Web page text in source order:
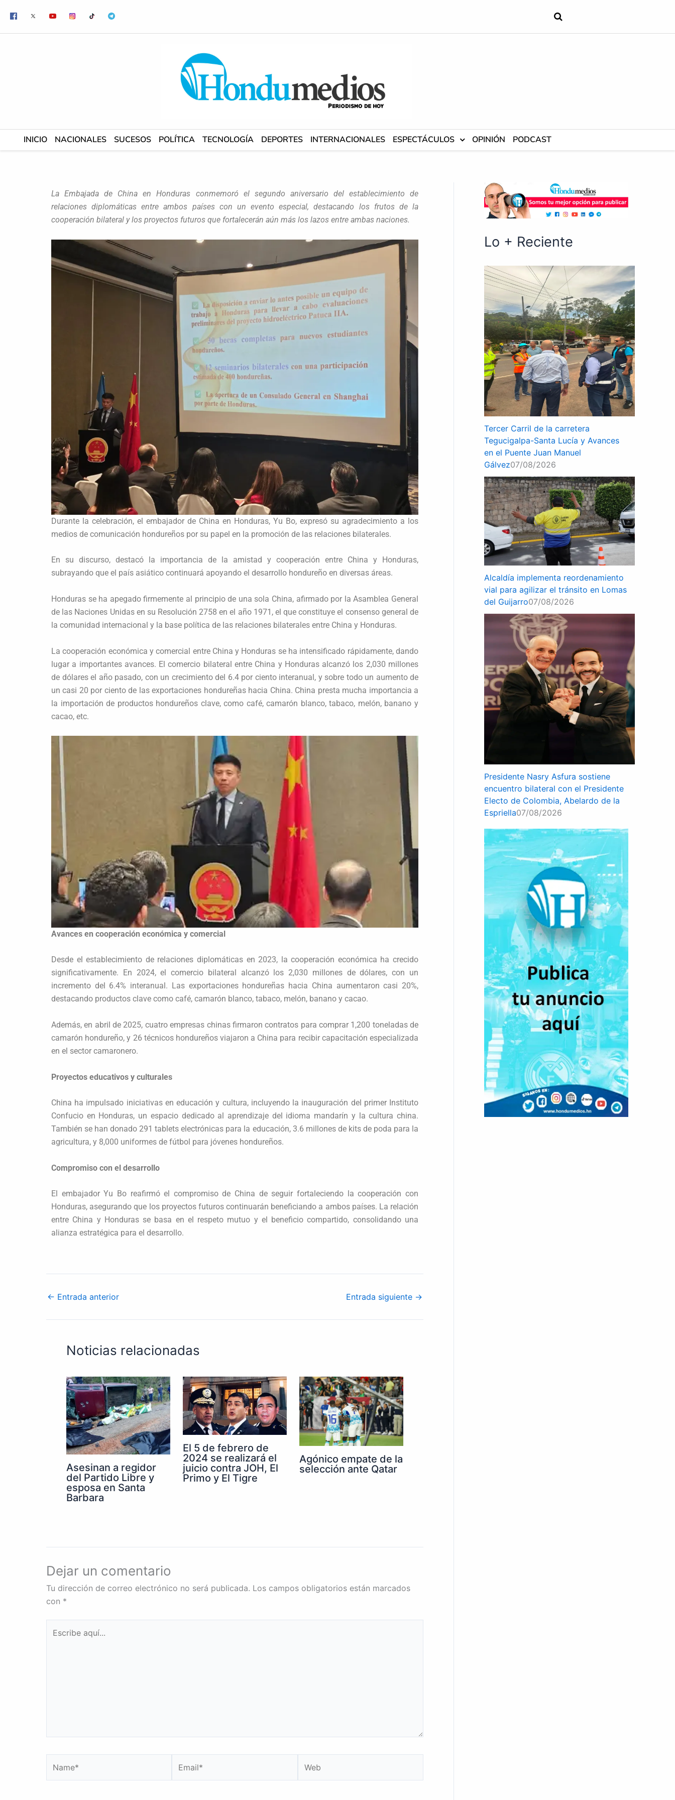
contenido
INICIO NACIONALES SUCESOS POLÍTICA TECNOLOGÍA DEPORTES INTERNACIONALES ESPECTÁCULOS OPINIÓN PODCAST
La Embajada de China en Honduras conmemoró el segundo aniversario del establecimiento de
relaciones diplomáticas entre ambos países con un evento especial, destacando los frutos de la
cooperación bilateral y los proyectos futuros que fortalecerán aún más los lazos entre ambas naciones.
Durante la celebración, el embajador de China en Honduras, Yu Bo, expresó su agradecimiento a los
medios de comunicación hondureños por su papel en la promoción de las relaciones bilaterales.
En su discurso, destacó la importancia de la amistad y cooperación entre China y Honduras,
subrayando que el país asiático continuará apoyando el desarrollo hondureño en diversas áreas.
Honduras se ha apegado firmemente al principio de una sola China, afirmado por la Asamblea General
de las Naciones Unidas en su Resolución 2758 en el año 1971, el que constituye el consenso general de
la comunidad internacional y la base política de las relaciones bilaterales entre China y Honduras.
La cooperación económica y comercial entre China y Honduras se ha intensificado rápidamente, dando
lugar a importantes avances. El comercio bilateral entre China y Honduras alcanzó los 2,030 millones
de dólares el año pasado, con un crecimiento del 6.4 por ciento interanual, y sobre todo un aumento de
un casi 20 por ciento de las exportaciones hondureñas hacia China. China presta mucha importancia a
la importación de productos hondureños clave, como café, camarón blanco, tabaco, melón, banano y
cacao, etc.
Avances en cooperación económica y comercial
Desde el establecimiento de relaciones diplomáticas en 2023, la cooperación económica ha crecido
significativamente. En 2024, el comercio bilateral alcanzó los 2,030 millones de dólares, con un
incremento del 6.4% interanual. Las exportaciones hondureñas hacia China aumentaron casi 20%,
destacando productos clave como café, camarón blanco, tabaco, melón, banano y cacao.
Además, en abril de 2025, cuatro empresas chinas firmaron contratos para comprar 1,200 toneladas de
camarón hondureño, y 26 técnicos hondureños viajaron a China para recibir capacitación especializada
en el sector camaronero.
Proyectos educativos y culturales
China ha impulsado iniciativas en educación y cultura, incluyendo la inauguración del primer Instituto
Confucio en Honduras, un espacio dedicado al aprendizaje del idioma mandarín y la cultura china.
También se han donado 291 tablets electrónicas para la educación, 3.6 millones de kits de poda para la
agricultura, y 8,000 uniformes de fútbol para jóvenes hondureños.
Compromiso con el desarrollo
El embajador Yu Bo reafirmó el compromiso de China de seguir fortaleciendo la cooperación con
Honduras, asegurando que los proyectos futuros continuarán beneficiando a ambos países. La relación
entre China y Honduras se basa en el respeto mutuo y el beneficio compartido, consolidando una
alianza estratégica para el desarrollo.
← Entrada anterior Entrada siguiente →
Noticias relacionadas
Asesinan a regidor
del Partido Libre y
esposa en Santa
Barbara
El 5 de febrero de
2024 se realizará el
juicio contra JOH, El
Primo y El Tigre
Agónico empate de la
selección ante Qatar
Dejar un comentario
Tu dirección de correo electrónico no será publicada. Los campos obligatorios están marcados
con *
aquí...
Lo + Reciente
Tercer Carril de la carretera
Tegucigalpa-Santa Lucía y Avances
en el Puente Juan Manuel
Gálvez07/08/2026
Alcaldía implementa reordenamiento
vial para agilizar el tránsito en Lomas
del Guijarro07/08/2026
Presidente Nasry Asfura sostiene
encuentro bilateral con el Presidente
Electo de Colombia, Abelardo de la
Espriella07/08/2026